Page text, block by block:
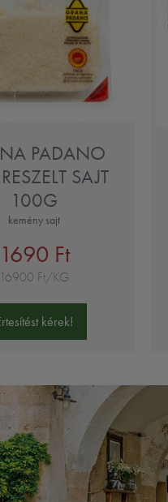
PADANO
SAJT
100G
kemény sajt
Ft
16900 Ft/KG
kérek!